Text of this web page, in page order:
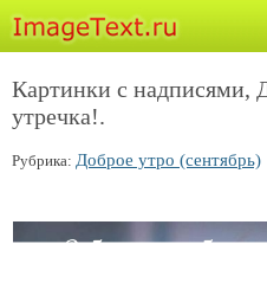
Картинки с надписями,
утречка!.
Рубрика: Доброе утро (сентябрь)